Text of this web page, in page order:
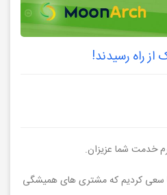
راه رسیدند!
خدمت شما عزیزان.
سعی کردیم که مشتری های همیشگی